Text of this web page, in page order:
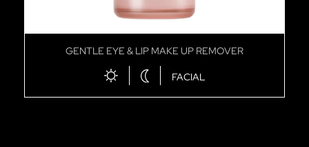
GENTLE EYE & LIP MAKE UP REMOVER
FACIAL